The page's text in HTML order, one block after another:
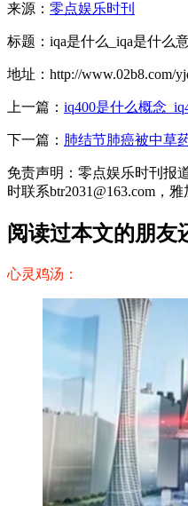
来源： 零点娱乐时刊
标题：iqa是什么_iqa是什么
地址：http://www.02b8.com/
上一篇： iq400是什么概念
下一篇： 肺结节肺癌被中草
免责声明：零点娱乐时刊报
时联系btr2031@163.com，
阅读过本文的朋友
心灵鸡汤：